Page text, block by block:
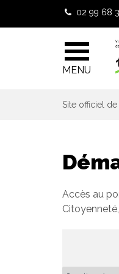
02 99 68
MENU
Site officiel
Accès au